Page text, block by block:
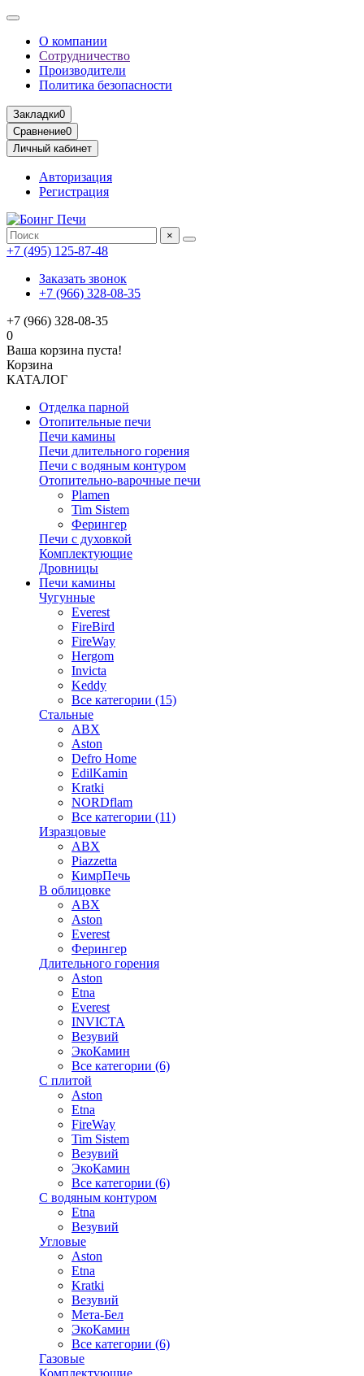
О компании
Сотрудничество
Производители
Политика безопасности
Закладки0
Сравнение0
Личный кабинет
Авторизация
Регистрация
×
+7 (495) 125-87-48
Заказать звонок
+7 (966) 328-08-35
+7 (966) 328-08-35
0
Ваша корзина пуста!
Корзина
КАТАЛОГ
Отделка парной
Отопительные печи
Печи камины
Печи длительного горения
Печи с водяным контуром
Отопительно-варочные печи
Plamen
Tim Sistem
Ферингер
Печи с духовкой
Комплектующие
Дровницы
Печи камины
Чугунные
Everest
FireBird
FireWay
Hergom
Invicta
Keddy
Все категории (15)
Стальные
ABX
Aston
Defro Home
EdilKamin
Kratki
NORDflam
Все категории (11)
Изразцовые
ABX
Piazzetta
КимрПечь
В облицовке
ABX
Aston
Everest
Ферингер
Длительного горения
Aston
Etna
Everest
INVICTA
Везувий
ЭкоКамин
Все категории (6)
С плитой
Aston
Etna
FireWay
Tim Sistem
Везувий
ЭкоКамин
Все категории (6)
С водяным контуром
Etna
Везувий
Угловые
Aston
Etna
Kratki
Везувий
Мета-Бел
ЭкоКамин
Все категории (6)
Газовые
Комплектующие